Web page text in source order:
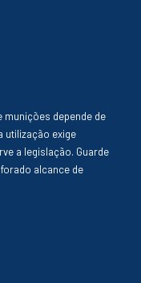
munições depende de
utilização exige
a legislação. Guarde
alcance de